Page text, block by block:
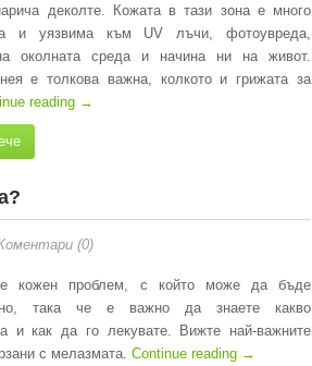
деколте. Кожата в тази зона е много
и уязвима към UV лъчи, фотоувреда,
околната среда и начина ни на живот.
e толкова важна, колкото и грижата за
reading →
(0)
е кожен проблем, с който може да бъде
така че е важно да знаете какво
и как да го лекувате. Вижте най-важните
с мелазмата. Continue reading →